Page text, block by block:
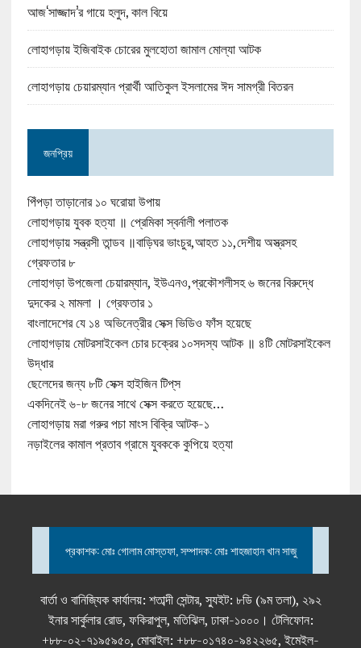
আজ‘সাজ্জাদ’র গায়ে হলুদ, কাল বিয়ে
লোহাগড়ায় ইজিবাইক চোরের মুলহোতা জামাল মোল্যা আটক
লোহাগড়ায় চেয়ারম্যান প্রার্থী আতিকুল ইসলামের ঈদ সামগ্রী বিতরন
জনপ্রিয়
পিঁপড়া তাড়ানোর ১০ ঘরোয়া উপায়
লোহাগড়ায় যুবক হত্যা ॥ প্রেমিকা স্বর্নালী পলাতক
লোহাগড়ায় সন্ত্রসী তান্ডব ॥বাড়িঘর ভাংচুর,আহত ১১,দেশীয় অস্ত্রসহ
গ্রেফতার ৮
লোহাগড়া উপজেলা চেয়ারম্যান, ইউএনও,প্রকৌশলীসহ ৬ জনের বিরুদ্ধে
দুদকের ২ মামলা । গ্রেফতার ১
বাংলাদেশের যে ১৪ অভিনেত্রীর সেক্স ভিডিও ফাঁস হয়েছে
লোহাগড়ায় মোটরসাইকেল চোর চক্রের ১০সদস্য আটক ॥ ৪টি মোটরসাইকেল
উদ্ধার
ছেলেদের জন্য ৮টি সেক্স হাইজিন টিপ্‌স
একদিনেই ৬-৮ জনের সাথে সেক্স করতে হয়েছে…
লোহাগড়ায় মরা গরুর পচা মাংস বিক্রি আটক-১
নড়াইলের কামাল প্রতাব গ্রামে যুবককে কুপিয়ে হত্যা
প্রকাশক: মোঃ গোলাম মোস্তফা, সম্পাদক: মোঃ শাহজাহান খান সাজু
বার্তা ও বানিজ্যিক কার্যালয়: শতাব্দী সেন্টার, স্যুইট: ৮ডি (৯ম তলা), ২৯২
ইনার সার্কুলার রোড, ফকিরাপুল, মতিঝিল, ঢাকা-১০০০। টেলিফোন:
+৮৮-০২-৭১৯৫৯৫০, মোবাইল: +৮৮-০১৭৪০-৯৪২২৬৫, ইমেইল-